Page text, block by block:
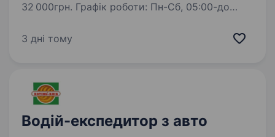
32 000грн. Графік роботи: Пн-Сб, 05:00-до
хлібної продукції хлібопекарні ''Височанка''
3 дні тому
Водій-експедитор з авто